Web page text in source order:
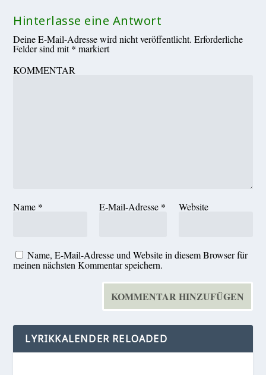
Hinterlasse eine Antwort
Deine E-Mail-Adresse wird nicht veröffentlicht. Erforderliche
Felder sind mit* markiert
KOMMENTAR
Name * E-Mail-Adresse * Website
Name, E-Mail-Adresse und Website in diesem Browser für
meinen nächsten Kommentar speichern.
LYRIKKALENDER RELOADED